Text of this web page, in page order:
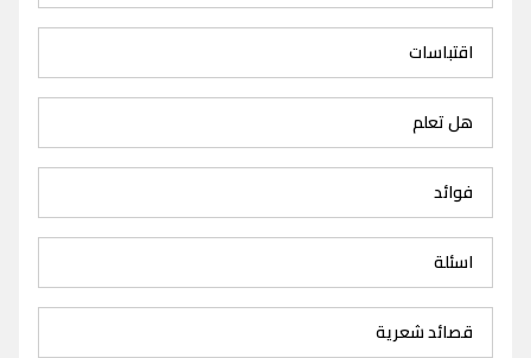
اقتباسات
هل تعلم
فوائد
اسئلة
قصائد شعرية